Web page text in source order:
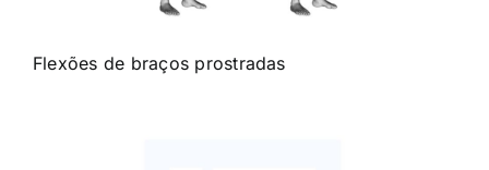
Flexões de braços prostradas